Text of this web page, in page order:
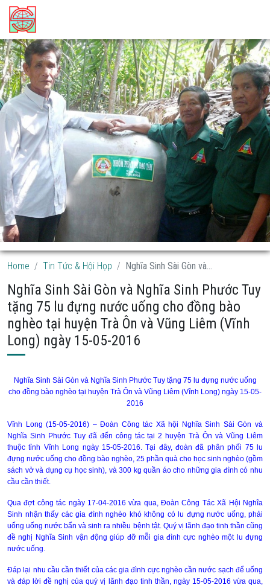
Home Tin Tức & Hội Họp Nghĩa Sinh Sài Gòn và...
Nghĩa Sinh Sài Gòn và Nghĩa Sinh Phước Tuy
tặng 75 lu đựng nước uống cho đồng bào
nghèo tại huyện Trà Ôn và Vũng Liêm (Vĩnh
Long) ngày 15-05-2016
Nghĩa Sinh Sài Gòn và Nghĩa Sinh Phước Tuy tặng 75 lu đựng nước uống
cho đồng bào nghèo tại huyện Trà Ôn và Vũng Liêm (Vĩnh Long) ngày 15-05-
2016
Vĩnh Long (15-05-2016) – Đoàn Công tác Xã hội Nghĩa Sinh Sài Gòn và
Nghĩa Sinh Phước Tuy đã đến công tác tại 2 huyện Trà Ôn và Vũng Liêm
thuộc tỉnh Vĩnh Long ngày 15-05-2016. Tại đây, đoàn đã phân phối 75 lu
đựng nước uống cho đồng bào nghèo, 25 phần quà cho học sinh nghèo (gồm
sách vở và dụng cụ học sinh), và 300 kg quần áo cho những gia đình có nhu
cầu cần thiết.
Qua đợt công tác ngày 17-04-2016 vừa qua, Đoàn Công Tác Xã Hội Nghĩa
Sinh nhận thấy các gia đình nghèo khó không có lu đựng nước uống, phải
uống uống nước bẩn và sinh ra nhiều bệnh tật. Quý vị lãnh đạo tinh thần cũng
đề nghị Nghĩa Sinh vận động giúp đỡ mỗi gia đình cực nghèo một lu đựng
nước uống.
Đáp lại nhu cầu cần thiết của các gia đình cực nghèo cần nước sạch để uống
và đáp lời đề nghị của quý vị lãnh đạo tinh thần, ngày 15-05-2016 vừa qua,